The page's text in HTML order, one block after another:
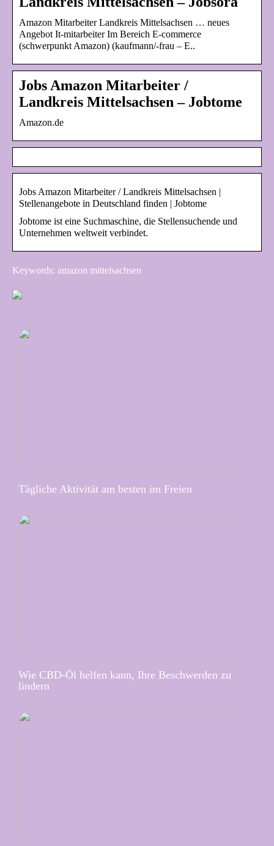
Amazon Mitarbeiter Landkreis Mittelsachsen … neues
Angebot It-mitarbeiter Im Bereich E-commerce
(schwerpunkt Amazon) (kaufmann/-frau – E..
Jobs Amazon Mitarbeiter /
Landkreis Mittelsachsen – Jobtome
Amazon.de
Jobs Amazon Mitarbeiter / Landkreis Mittelsachsen |
Stellenangebote in Deutschland finden | Jobtome
Jobtome ist eine Suchmaschine, die Stellensuchende und
Unternehmen weltweit verbindet.
Keywords: amazon mittelsachsen
Tägliche Aktivität am besten im Freien
Wie CBD-Öl helfen kann, Ihre Beschwerden zu
lindern